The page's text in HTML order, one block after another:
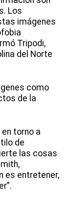
Los
imágenes
Tripodi,
del Norte
como
de la
torno a
de
las cosas
es entretener,